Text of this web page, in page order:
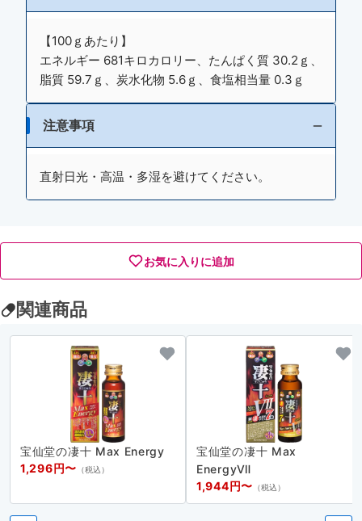
【100ｇあたり】
エネルギー 681キロカロリー、たんぱく質 30.2ｇ、
脂質 59.7ｇ、炭水化物 5.6ｇ、食塩相当量 0.3ｇ
注意事項
直射日光・高温・多湿を避けてください。
お気に入りに追加
関連商品
宝仙堂の凄十 Max Energy
1,296円〜 （税込）
宝仙堂の凄十 Max
EnergyⅦ
1,944円〜 （税込）